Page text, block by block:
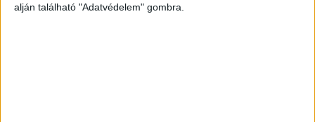
alján található "Adatvédelem" gombra.
Vajon az emberi test is tartalmazhat több millió éves